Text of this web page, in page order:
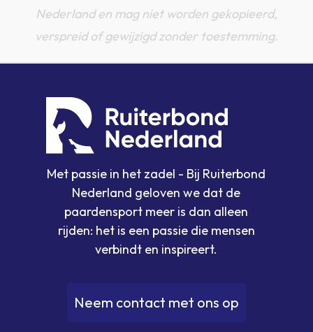
Nederland en mag niet worden gekopieerd,
verspreid of gewijzigd zonder toestemming.
Met passie in het zadel - Bij Ruiterbond
Nederland geloven we dat de
paardensport meer is dan alleen
rijden: het is een passie die mensen
verbindt en inspireert.
Neem contact met ons op